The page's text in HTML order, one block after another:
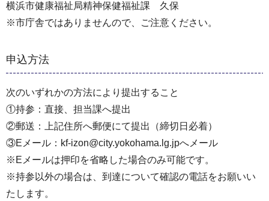
横浜市健康福祉局精神保健福祉課 久保
※市庁舎ではありませんので、ご注意ください。
申込方法
次のいずれかの方法により提出すること
①持参：直接、担当課へ提出
②郵送：上記住所へ郵便にて提出（締切日必着）
③Eメール：kf-izon@city.yokohama.lg.jpへメール
※Eメールは押印を省略した場合のみ可能です。
※持参以外の場合は、到達について確認の電話をお願いい
たします。